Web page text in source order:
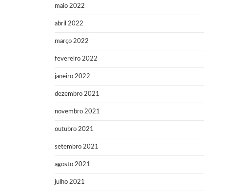
maio 2022
abril 2022
março 2022
fevereiro 2022
janeiro 2022
dezembro 2021
novembro 2021
outubro 2021
setembro 2021
agosto 2021
julho 2021